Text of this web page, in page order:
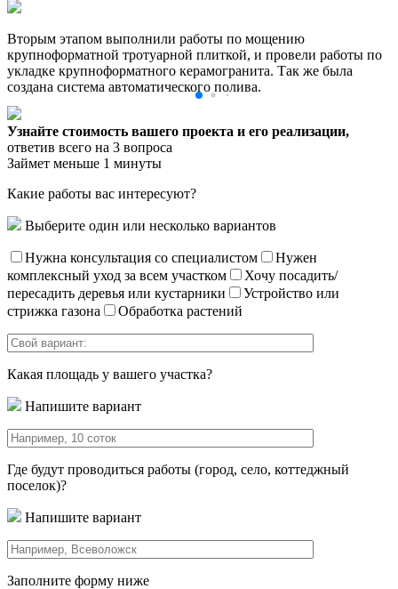
Вторым этапом выполнили работы по мощению
крупноформатной тротуарной плиткой, и провели работы по
укладке крупноформатного керамогранита. Так же была
создана система автоматического полива.
Узнайте стоимость вашего проекта и его реализации,
ответив всего на 3 вопроса
Займет меньше 1 минуты
Какие работы вас интересуют?
Выберите один или несколько вариантов
Нужна консультация со специалистом
Нужен
комплексный уход за всем участком
Хочу посадить/
пересадить деревья или кустарники
Устройство или
стрижка газона
Обработка растений
Какая площадь у вашего участка?
Напишите вариант
Где будут проводиться работы (город, село, коттеджный
поселок)?
Напишите вариант
Заполните форму ниже